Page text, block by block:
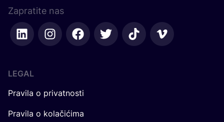
Zapratite nas
LEGAL
Pravila o privatnosti
Pravila o kolačićima